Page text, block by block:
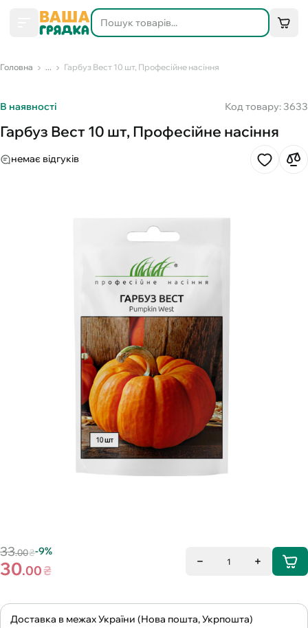
Головна ... Гарбуз Вест 10 шт, Професійне насіння
В наявності Код товару: 3633
Гарбуз Вест 10 шт, Професійне насіння
немає відгуків
33.00₴-9%
30.00₴
1
Доставка в межах України (Нова пошта, Укрпошта)